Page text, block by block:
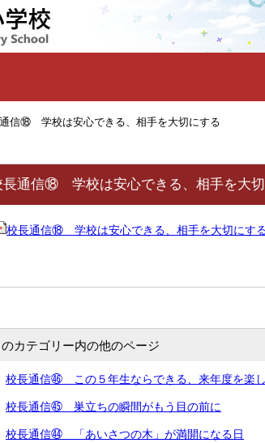
信⑱ 学校は安心できる、相手を大切にする
長通信⑱ 学校は安心できる、相手を大切
校長通信⑱ 学校は安心できる、相手を大切にす
のカテゴリー内の他のページ
校長通信㊻ この５年生ならできる、来年度を楽
校長通信㊺ 巣立ちの瞬間がもう目の前に
校長通信㊹ 「あいさつの木」が満開になる日